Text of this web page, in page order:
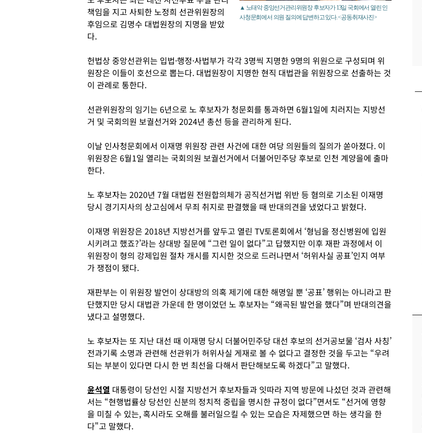
▲ 노태악 중앙선거관리위원장 후보자가 13일 국회에서 열린 인
사청문회에서 의원 질의에 답변하고 있다. <공동취재사진>
책임을 지고 사퇴한 노정희 선관위원장의
후임으로 김명수 대법원장의 지명을 받았
다.
헌법상 중앙선관위는 입법·행정·사법부가 각각 3명씩 지명한 9명의 위원으로 구성되며 위
원장은 이들이 호선으로 뽑는다. 대법원장이 지명한 현직 대법관을 위원장으로 선출하는 것
이 관례로 통한다.
선관위원장의 임기는 6년으로 노 후보자가 청문회를 통과하면 6월1일에 치러지는 지방선
거 및 국회의원 보궐선거와 2024년 총선 등을 관리하게 된다.
이날 인사청문회에서 이재명 위원장 관련 사건에 대한 여당 의원들의 질의가 쏟아졌다. 이
위원장은 6월1일 열리는 국회의원 보궐선거에서 더불어민주당 후보로 인천 계양을에 출마
한다.
노 후보자는 2020년 7월 대법원 전원합의체가 공직선거법 위반 등 혐의로 기소된 이재명
당시 경기지사의 상고심에서 무죄 취지로 판결했을 때 반대의견을 냈었다고 밝혔다.
이재명 위원장은 2018년 지방선거를 앞두고 열린 TV토론회에서 ‘형님을 정신병원에 입원
시키려고 했죠?’라는 상대방 질문에 “그런 일이 없다”고 답했지만 이후 재판 과정에서 이
위원장이 형의 강제입원 절차 개시를 지시한 것으로 드러나면서 ‘허위사실 공표’인지 여부
가 쟁점이 됐다.
재판부는 이 위원장 발언이 상대방의 의혹 제기에 대한 해명일 뿐 ‘공표’ 행위는 아니라고 판
단했지만 당시 대법관 가운데 한 명이었던 노 후보자는 “왜곡된 발언을 했다”며 반대의견을
냈다고 설명했다.
노 후보자는 또 지난 대선 때 이재명 당시 더불어민주당 대선 후보의 선거공보물 ‘검사 사칭’
전과기록 소명과 관련해 선관위가 허위사실 게재로 볼 수 없다고 결정한 것을 두고는 “우려
되는 부분이 있다면 다시 한 번 최선을 다해서 판단해보도록 하겠다”고 말했다.
윤석열 대통령이 당선인 시절 지방선거 후보자들과 잇따라 지역 방문에 나섰던 것과 관련해
서는 “현행법률상 당선인 신분의 정치적 중립을 명시한 규정이 없다”면서도 “선거에 영향
을 미칠 수 있는, 혹시라도 오해를 불러일으킬 수 있는 모습은 자제했으면 하는 생각을 한
다"고 말했다.